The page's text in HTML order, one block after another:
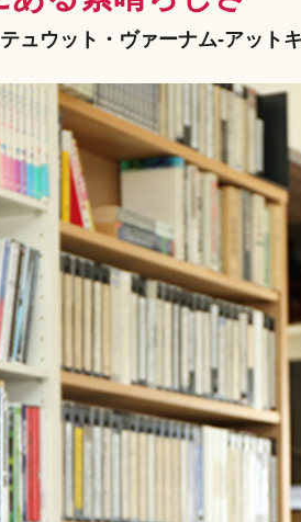
ュウット・ヴァーナム-アット